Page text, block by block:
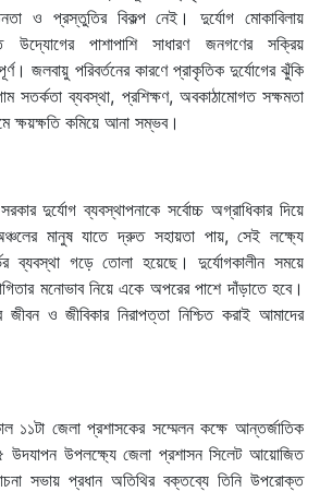
ও প্রস্তুতির বিকল্প নেই। দুর্যোগ মোকাবিলায়
উদ্যোগের পাশাপাশি সাধারণ জনগণের সক্রিয়
জলবায়ু পরিবর্তনের কারণে প্রাকৃতিক দুর্যোগের ঝুঁকি
সতর্কতা ব্যবস্থা, প্রশিক্ষণ, অবকাঠামোগত সক্ষমতা
ক্ষয়ক্ষতি কমিয়ে আনা সম্ভব।
দুর্যোগ ব্যবস্থাপনাকে সর্বোচ্চ অগ্রাধিকার দিয়ে
মানুষ যাতে দ্রুত সহায়তা পায়, সেই লক্ষ্যে
ব্যবস্থা গড়ে তোলা হয়েছে। দুর্যোগকালীন সময়ে
মনোভাব নিয়ে একে অপরের পাশে দাঁড়াতে হবে।
জীবন ও জীবিকার নিরাপত্তা নিশ্চিত করাই আমাদের
১১টা জেলা প্রশাসকের সম্মেলন কক্ষে আন্তর্জাতিক
উদযাপন উপলক্ষ্যে জেলা প্রশাসন সিলেট আয়োজিত
সভায় প্রধান অতিথির বক্তব্যে তিনি উপরোক্ত